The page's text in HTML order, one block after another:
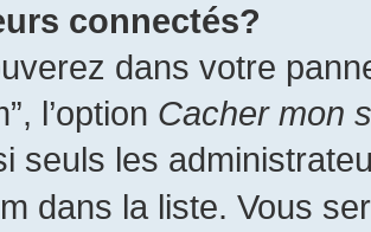
connectés?
dans votre
l’option Cacher mon
seuls les
dans la liste. Vous